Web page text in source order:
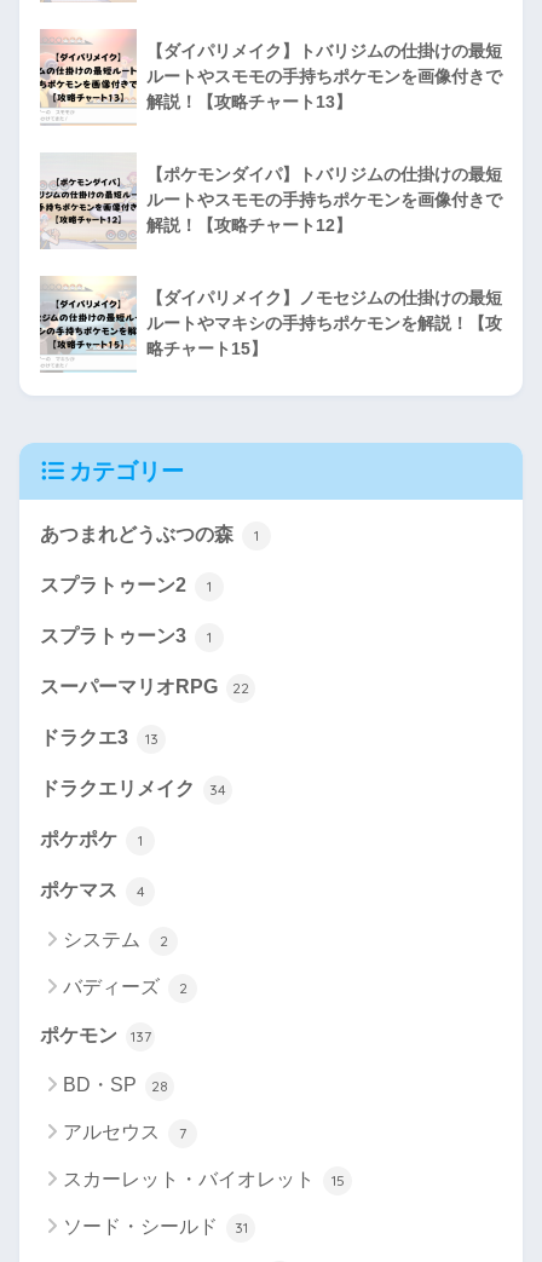
【ダイパリメイク】トバリジムの仕掛けの最短
ルートやスモモの手持ちポケモンを画像付きで
解説！【攻略チャート13】
【ポケモンダイパ】トバリジムの仕掛けの最短
ルートやスモモの手持ちポケモンを画像付きで
解説！【攻略チャート12】
【ダイパリメイク】ノモセジムの仕掛けの最短
ルートやマキシの手持ちポケモンを解説！【攻
略チャート15】
カテゴリー
あつまれどうぶつの森 1
スプラトゥーン2 1
スプラトゥーン3 1
スーパーマリオRPG 22
ドラクエ3 13
ドラクエリメイク 34
ポケポケ 1
ポケマス 4
システム 2
バディーズ 2
ポケモン 137
BD・SP 28
アルセウス 7
スカーレット・バイオレット 15
ソード・シールド 31